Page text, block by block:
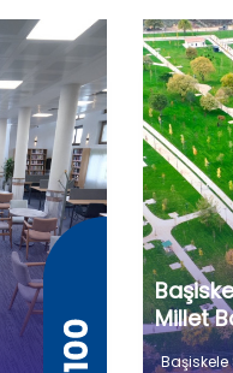
Millet
Etap
Başiskele